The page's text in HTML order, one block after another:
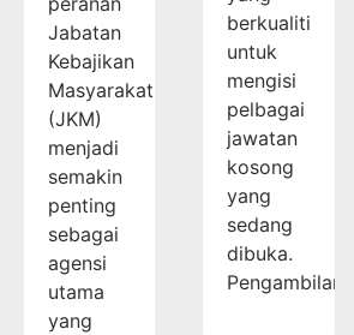
Jabatan
Kebajikan
Masyarakat
(JKM)
menjadi
semakin
penting
sebagai
agensi
utama
yang
berkualiti
untuk
mengisi
pelbagai
jawatan
kosong
yang
sedang
dibuka.
Pengambilan…